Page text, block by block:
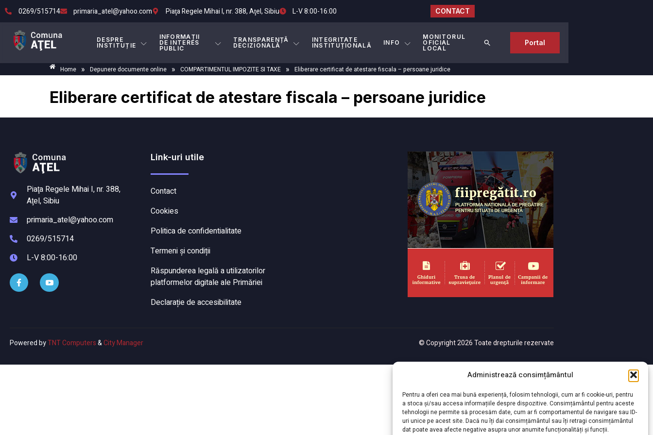
Administrează consimțământul
Pentru a oferi cea mai bună experiență, folosim tehnologii, cum ar fi cookie-uri, pentru
a stoca și/sau accesa informațiile despre dispozitive. Consimțământul pentru aceste
tehnologii ne permite să procesăm date, cum ar fi comportamentul de navigare sau ID-
uri unice pe acest site. Dacă nu îți dai consimțământul sau îți retragi consimțământul
dat poate avea afecte negative asupra unor anumite funcționalități și funcții.
0269/515714 primaria_atel@yahoo.com Piaţa Regele Mihai I, nr. 388, Aţel, Sibiu L-V 8:00-16:00 CONTACT
DESPRE
INSTITUȚIE
INFORMAȚII
DE INTERES
PUBLIC
TRANSPARENȚĂ
DECIZIONALĂ
INTEGRITATE
INSTITUȚIONALĂ
INFO
MONITORUL
OFICIAL
LOCAL
Portal
Home » Depunere documente online » COMPARTIMENTUL IMPOZITE SI TAXE » Eliberare certificat de atestare fiscala – persoane juridice
Eliberare certificat de atestare fiscala – persoane juridice
Piaţa Regele Mihai I, nr. 388,
Aţel, Sibiu
primaria_atel@yahoo.com
0269/515714
L-V 8:00-16:00
Link-uri utile
Contact
Cookies
Politica de confidentialitate
Termeni și condiții
Răspunderea legală a utilizatorilor
platformelor digitale ale Primăriei
Declarație de accesibilitate
Powered byTNT Computers&City Manager © Copyright 2026 Toate drepturile rezervate